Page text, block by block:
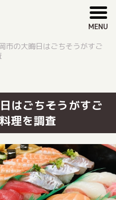
MENU
市の大晦日はごちそうがすご
はごちそうがすご
理を調査